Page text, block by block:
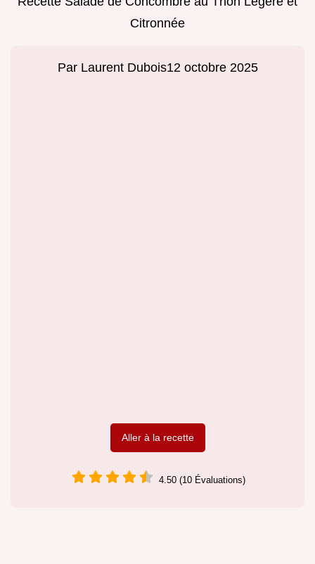
Citronnée
Par Laurent Dubois12 octobre 2025
Aller à la recette
4.50 (10 Évaluations)